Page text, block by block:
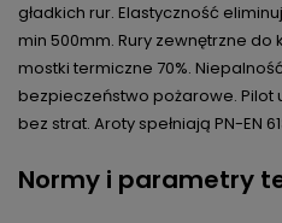
gładkich rur. Elastyczność
min 500mm. Rury zewnętrzne
mostki termiczne 70%.
bezpieczeństwo pożarowe.
bez strat. Aroty spełniają PN-EN
Normy i parametry